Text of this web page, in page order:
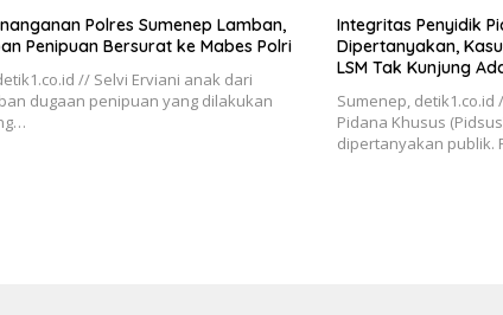
Polres Sumenep Lamban,
Penipuan Bersurat ke Mabes Polri
// Selvi Erviani anak dari
dugaan penipuan yang dilakukan
Integritas Penyidik
Dipertanyakan,
LSM Tak Kunjung
Sumenep,
Pidana Khusus
dipertanyakan publik.